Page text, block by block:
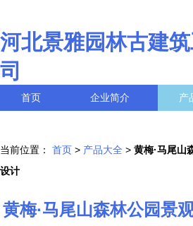
河北景雅园林古建
司
首页 企业简介 产
当前位置： 首页 > 产品大全 > 黄梅·马尾山
设计
黄梅·马尾山森林公园景